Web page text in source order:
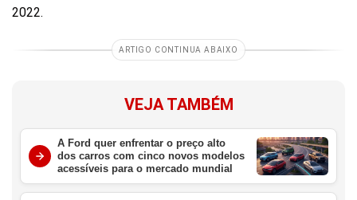
2022.
ARTIGO CONTINUA ABAIXO
VEJA TAMBÉM
A Ford quer enfrentar o preço alto
dos carros com cinco novos modelos
acessíveis para o mercado mundial